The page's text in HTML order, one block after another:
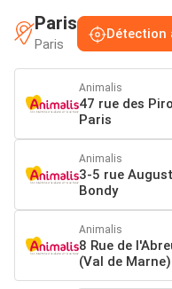
Paris
Paris
Animalis
47 rue des
Paris
Animalis
3-5 rue
Bondy
Animalis
8 Rue de
(Val de Marne)